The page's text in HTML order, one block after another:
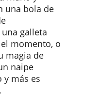
una bola de
galleta
momento, o
magia de
naipe
y más es